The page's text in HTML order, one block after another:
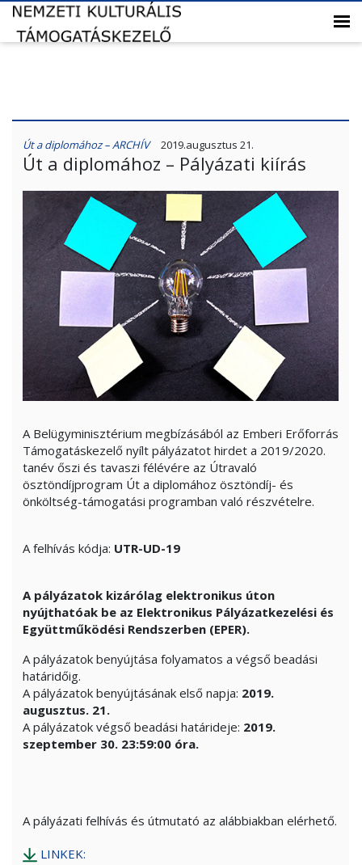
Út a diplomához – ARCHÍV 2019.augusztus 21.
Út a diplomához – Pályázati kiírás
A Belügyminisztérium megbízásából az Emberi Erőforrás
Támogatáskezelő nyílt pályázatot hirdet a 2019/2020.
tanév őszi és tavaszi félévére az Útravaló
ösztöndíjprogram Út a diplomához ösztöndíj- és
önköltség-támogatási programban való részvételre.
A felhívás kódja: UTR-UD-19
A pályázatok kizárólag elektronikus úton
nyújthatóak be az Elektronikus Pályázatkezelési és
Együttműködési Rendszerben (EPER).
A pályázatok benyújtása folyamatos a végső beadási
határidőig.
A pályázatok benyújtásának első napja: 2019.
augusztus. 21.
A pályázatok végső beadási határideje: 2019.
szeptember 30. 23:59:00 óra.
A pályázati felhívás és útmutató az alábbiakban elérhető.
LINKEK: